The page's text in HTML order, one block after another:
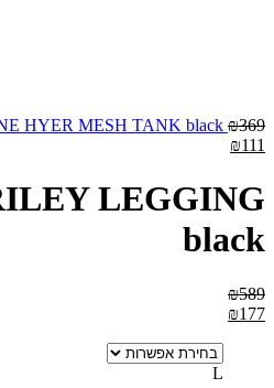
HYER MESH TANK black ₪369
₪111
LEGGING
black
₪589
₪177
L